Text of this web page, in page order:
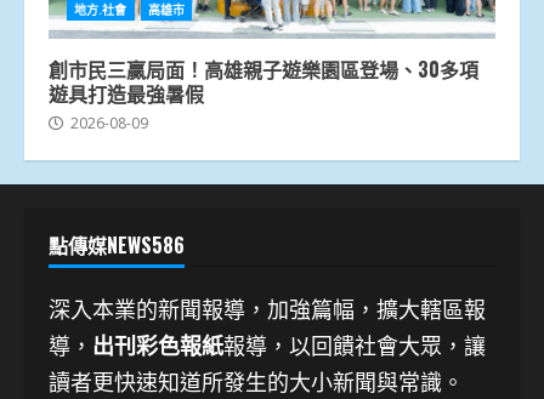
地方.社會 高雄市
創市民三贏局面！高雄親子遊樂園區登場、30多項
遊具打造最強暑假
2026-08-09
點傳媒NEWS586
深入本業的新聞報導，加強篇幅，擴大轄區報
導， 出刊彩色報紙報導，以回饋社會大眾，讓
讀者更快速知道所發生的大小新聞與常識。